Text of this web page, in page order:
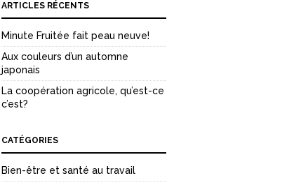
ARTICLES RÉCENTS
Minute Fruitée fait peau neuve!
Aux couleurs d’un automne
japonais
La coopération agricole, qu’est-ce
c’est?
CATÉGORIES
Bien-être et santé au travail